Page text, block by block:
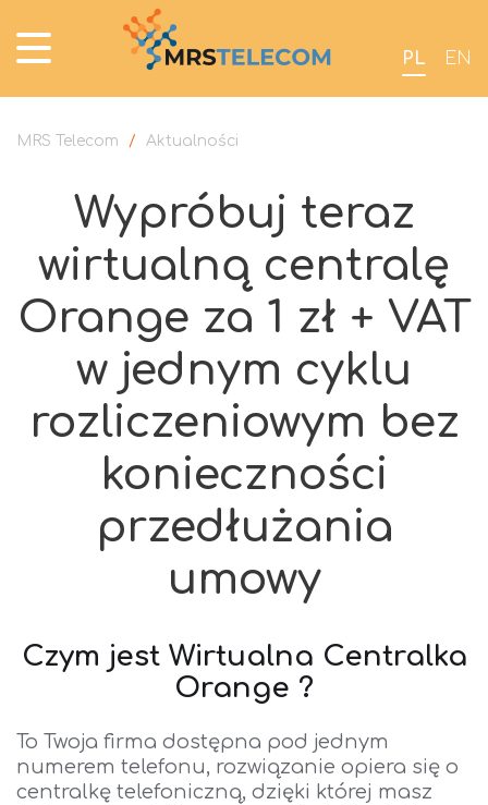
PL EN
MRS Telecom / Aktualności
Wypróbuj teraz
wirtualną centralę
Orange za 1 zł + VAT
w jednym cyklu
rozliczeniowym bez
konieczności
przedłużania
umowy
Czym jest Wirtualna Centralka
Orange ?
To Twoja firma dostępna pod jednym
numerem telefonu, rozwiązanie opiera się o
centralkę telefoniczną, dzięki której masz